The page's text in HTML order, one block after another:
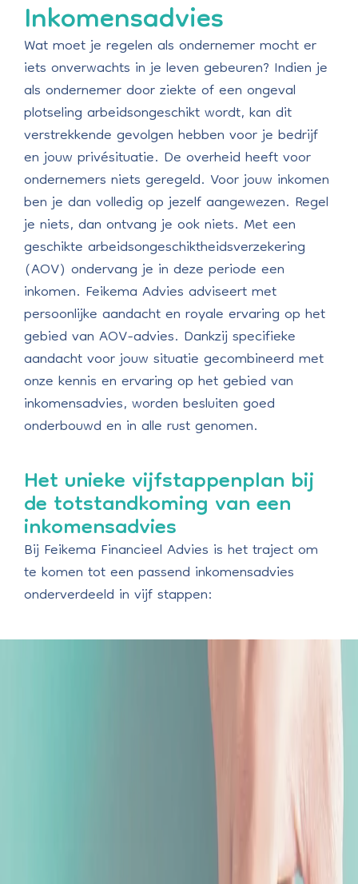
Inkomensadvies
Wat moet je regelen als ondernemer mocht er
iets onverwachts in je leven gebeuren? Indien je
als ondernemer door ziekte of een ongeval
plotseling arbeidsongeschikt wordt, kan dit
verstrekkende gevolgen hebben voor je bedrijf
en jouw privésituatie. De overheid heeft voor
ondernemers niets geregeld. Voor jouw inkomen
ben je dan volledig op jezelf aangewezen. Regel
je niets, dan ontvang je ook niets. Met een
geschikte arbeidsongeschiktheidsverzekering
(AOV) ondervang je in deze periode een
inkomen. Feikema Advies adviseert met
persoonlijke aandacht en royale ervaring op het
gebied van AOV-advies. Dankzij specifieke
aandacht voor jouw situatie gecombineerd met
onze kennis en ervaring op het gebied van
inkomensadvies, worden besluiten goed
onderbouwd en in alle rust genomen.
Het unieke vijfstappenplan bij
de totstandkoming van een
inkomensadvies
Bij Feikema Financieel Advies is het traject om
te komen tot een passend inkomensadvies
onderverdeeld in vijf stappen: